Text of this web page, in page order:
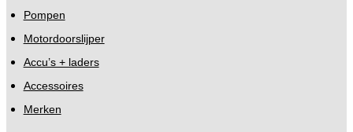
Pompen
Motordoorslijper
Accu’s + laders
Accessoires
Merken